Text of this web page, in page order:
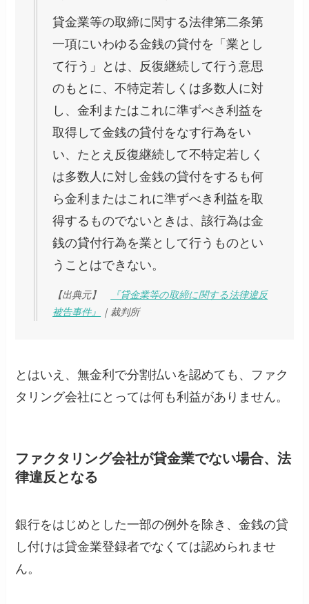
貸金業等の取締に関する法律第二条第
一項にいわゆる金銭の貸付を「業とし
て行う」とは、反復継続して行う意思
のもとに、不特定若しくは多数人に対
し、金利またはこれに準ずべき利益を
取得して金銭の貸付をなす行為をい
い、たとえ反復継続して不特定若しく
は多数人に対し金銭の貸付をするも何
ら金利またはこれに準ずべき利益を取
得するものでないときは、該行為は金
銭の貸付行為を業として行うものとい
うことはできない。
【出典元】
『貸金業等の取締に関する法律違反
被告事件』
｜裁判所
とはいえ、無金利で分割払いを認めても、ファク
タリング会社にとっては何も利益がありません。
ファクタリング会社が貸金業でない場合、法
律違反となる
銀行をはじめとした一部の例外を除き、金銭の貸
し付けは貸金業登録者でなくては認められませ
ん。